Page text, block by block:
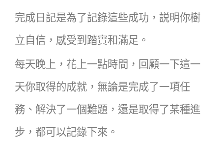
完成日記是為了記錄這些成功，説明你樹
立自信，感受到踏實和滿足。
每天晚上，花上一點時間，回顧一下這一
天你取得的成就，無論是完成了一項任
務、解決了一個難題，還是取得了某種進
步，都可以記錄下來。